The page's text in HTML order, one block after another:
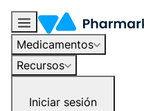
Medicamentos
Recursos
Iniciar sesión